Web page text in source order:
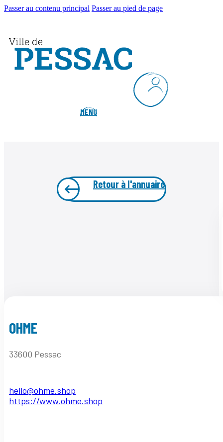
Passer au contenu principal Passer au pied de page
MENU
Retour à l'annuaire
OHME
33600 Pessac
hello@ohme.shop
https://www.ohme.shop